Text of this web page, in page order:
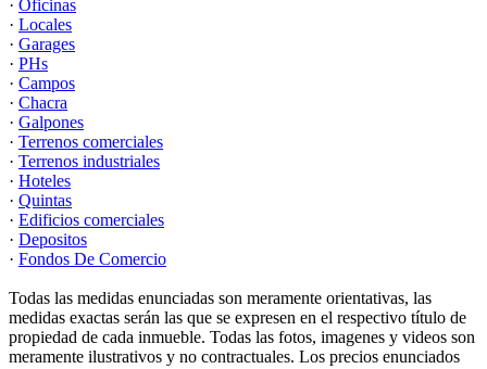
· Oficinas
· Locales
· Garages
· PHs
· Campos
· Chacra
· Galpones
· Terrenos comerciales
· Terrenos industriales
· Hoteles
· Quintas
· Edificios comerciales
· Depositos
· Fondos De Comercio
Todas las medidas enunciadas son meramente orientativas, las
medidas exactas serán las que se expresen en el respectivo título de
propiedad de cada inmueble. Todas las fotos, imagenes y videos son
meramente ilustrativos y no contractuales. Los precios enunciados